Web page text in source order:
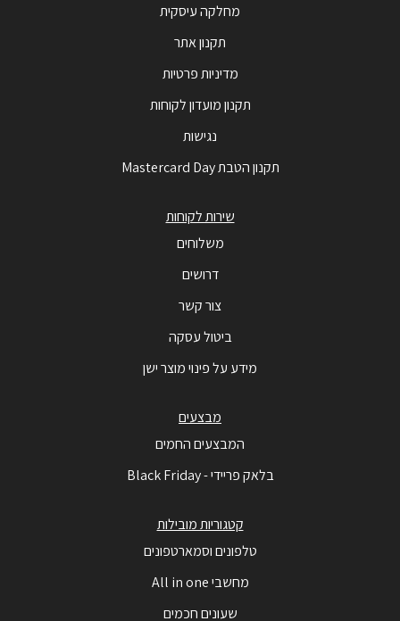
מחלקה עיסקית
תקנון אתר
מדיניות פרטיות
תקנון מועדון לקוחות
נגישות
תקנון הטבת Mastercard Day
שירות לקוחות
משלוחים
דרושים
צור קשר
ביטול עסקה
מידע על פינוי מוצר ישן
מבצעים
המבצעים החמים
בלאק פריידי - Black Friday
קטגוריות מובילות
טלפונים וסמארטפונים
מחשבי All in one
שעונים חכמים